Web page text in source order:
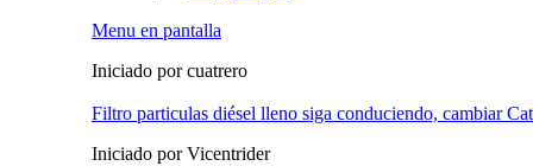
Menu en pantalla
Iniciado por cuatrero
Filtro particulas diésel lleno siga conduciendo, cambiar
Iniciado por Vicentrider